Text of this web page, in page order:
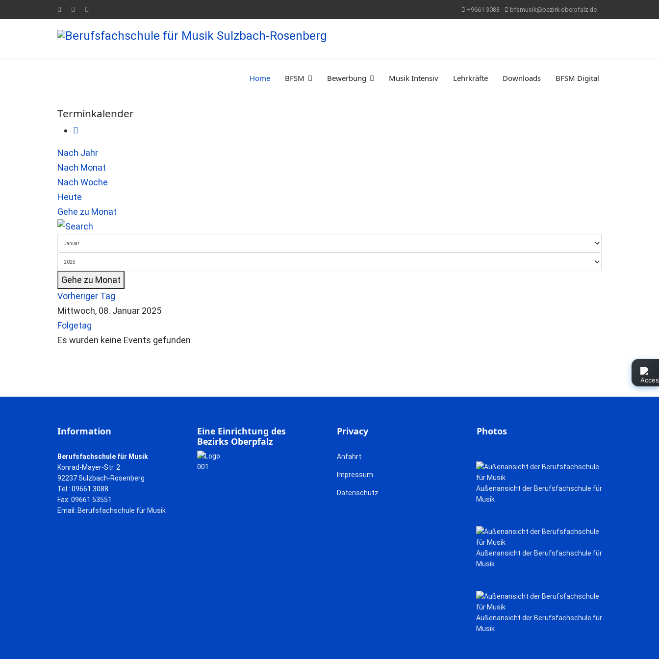
+9661 3088 bfsmusik@bezirk-oberpfalz.de
Home BFSM Bewerbung Musik Intensiv Lehrkräfte Downloads BFSM Digital
Terminkalender
Nach Jahr
Nach Monat
Nach Woche
Heute
Gehe zu Monat
Gehe zu Monat
Vorheriger Tag
Mittwoch, 08. Januar 2025
Folgetag
Es wurden keine Events gefunden
Information
Berufsfachschule für Musik
Konrad-Mayer-Str. 2
92237 Sulzbach-Rosenberg
Tel.: 09661 3088
Fax: 09661 53551
Email: Berufsfachschule für Musik
Eine Einrichtung des
Bezirks Oberpfalz
Privacy
Anfahrt
Impressum
Datenschutz
Photos
Außenansicht der Berufsfachschule für
Musik
Außenansicht der Berufsfachschule für
Musik
Außenansicht der Berufsfachschule für
Musik